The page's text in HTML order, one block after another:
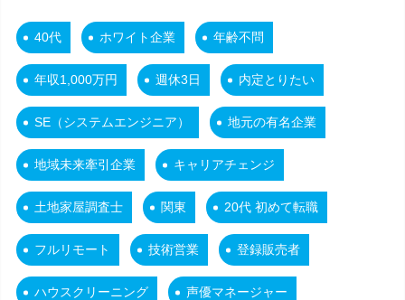
40代 ホワイト企業 年齢不問
年収1,000万円 週休3日 内定とりたい
SE（システムエンジニア） 地元の有名企業
地域未来牽引企業 キャリアチェンジ
土地家屋調査士 関東 20代 初めて転職
フルリモート 技術営業 登録販売者
ハウスクリーニング 声優マネージャー